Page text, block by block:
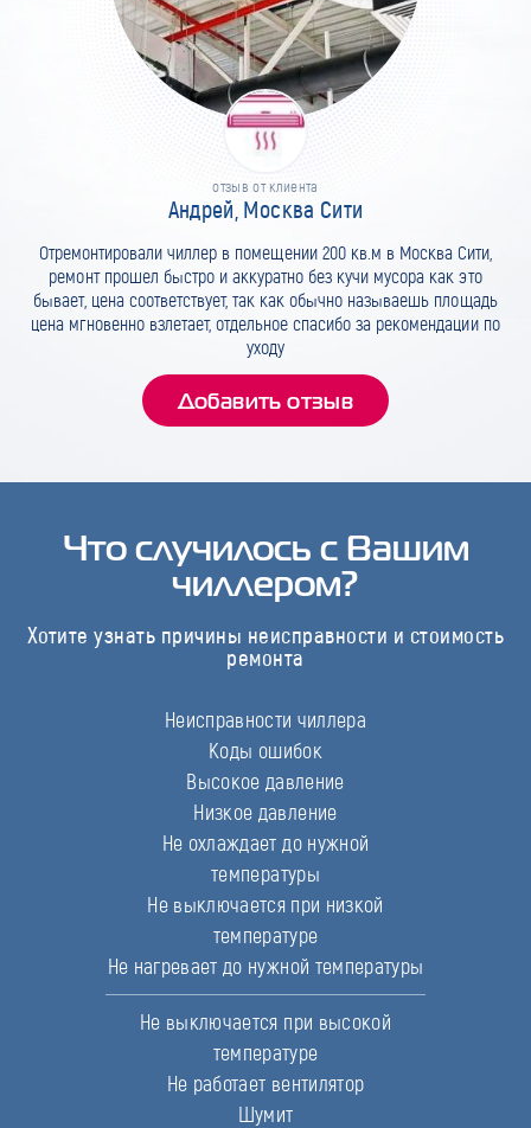
отзыв от клиента
Андрей, Москва Сити
Отремонтировали чиллер в помещении 200 кв.м в Москва Сити,
ремонт прошел быстро и аккуратно без кучи мусора как это
бывает, цена соответствует, так как обычно называешь площадь
цена мгновенно взлетает, отдельное спасибо за рекомендации по
уходу
Добавить отзыв
Что случилось с Вашим
чиллером?
Хотите узнать причины неисправности и стоимость
ремонта
Неисправности чиллера
Коды ошибок
Высокое давление
Низкое давление
Не охлаждает до нужной
температуры
Не выключается при низкой
температуре
Не нагревает до нужной температуры
Не выключается при высокой
температуре
Не работает вентилятор
Шумит